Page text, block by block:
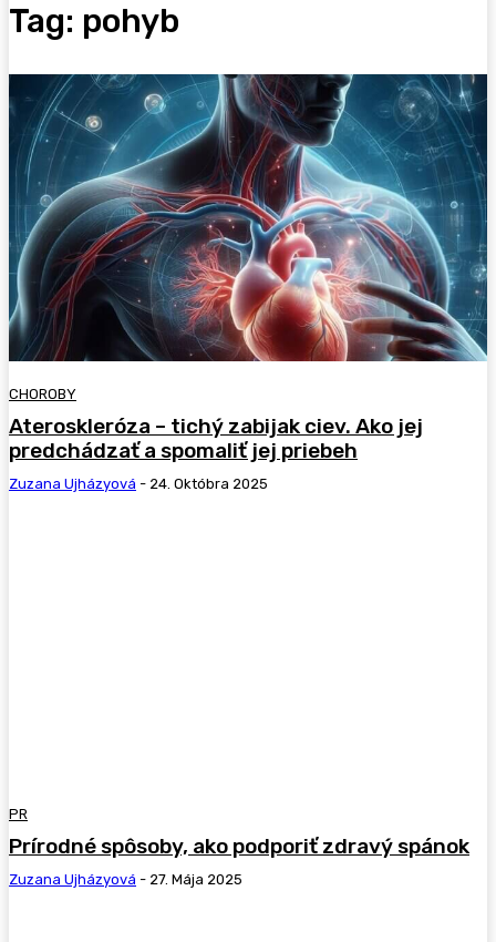
Tag: pohyb
CHOROBY
Ateroskleróza – tichý zabijak ciev. Ako jej
predchádzať a spomaliť jej priebeh
Zuzana Ujházyová - 24. Októbra 2025
PR
Prírodné spôsoby, ako podporiť zdravý spánok
Zuzana Ujházyová - 27. Mája 2025